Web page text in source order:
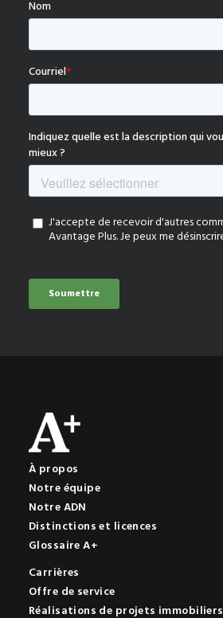
À propos
Notre équipe
Notre ADN
Distinctions et licences
Glossaire A+
Carrières
Offre de service
Réalisations de projets immobiliers